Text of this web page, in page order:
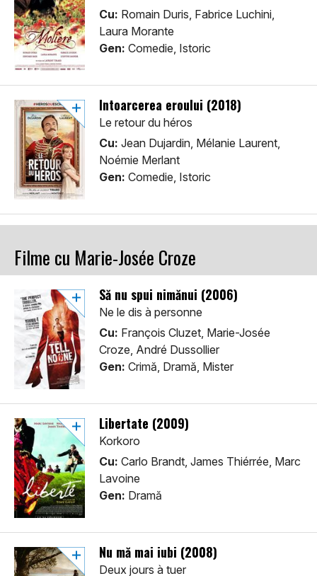
Cu: Romain Duris, Fabrice Luchini,
Laura Morante
Gen: Comedie, Istoric
Întoarcerea eroului (2018)
Le retour du héros
Cu: Jean Dujardin, Mélanie Laurent,
Noémie Merlant
Gen: Comedie, Istoric
Filme cu Marie-Josée Croze
Să nu spui nimănui (2006)
Ne le dis à personne
Cu: François Cluzet, Marie-Josée
Croze, André Dussollier
Gen: Crimă, Dramă, Mister
Libertate (2009)
Korkoro
Cu: Carlo Brandt, James Thiérrée, Marc
Lavoine
Gen: Dramă
Nu mă mai iubi (2008)
Deux jours à tuer